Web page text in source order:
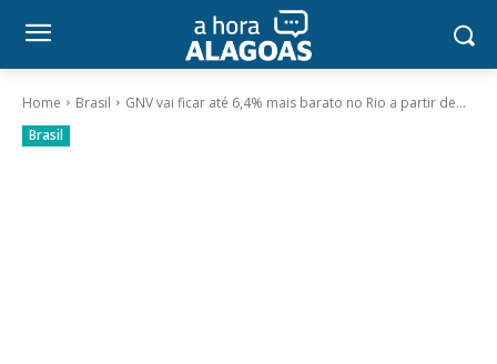
Home Brasil
GNV vai ficar até 6,4% mais barato no Rio a partir de...
Brasil